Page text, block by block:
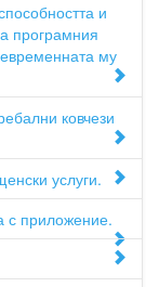
и
програмния
му
ковчези
услуги.
с приложение.